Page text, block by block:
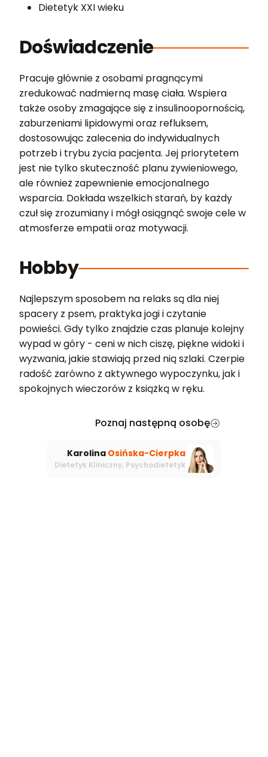
Dietetyk XXI wieku
Doświadczenie
Pracuje głównie z osobami pragnącymi
zredukować nadmierną masę ciała. Wspiera
także osoby zmagające się z insulinoopornością,
zaburzeniami lipidowymi oraz refluksem,
dostosowując zalecenia do indywidualnych
potrzeb i trybu życia pacjenta. Jej priorytetem
jest nie tylko skuteczność planu żywieniowego,
ale również zapewnienie emocjonalnego
wsparcia. Dokłada wszelkich starań, by każdy
czuł się zrozumiany i mógł osiągnąć swoje cele w
atmosferze empatii oraz motywacji.
Hobby
Najlepszym sposobem na relaks są dla niej
spacery z psem, praktyka jogi i czytanie
powieści. Gdy tylko znajdzie czas planuje kolejny
wypad w góry - ceni w nich ciszę, piękne widoki i
wyzwania, jakie stawiają przed nią szlaki. Czerpie
radość zarówno z aktywnego wypoczynku, jak i
spokojnych wieczorów z książką w ręku.
Poznaj następną osobę
Karolina Osińska-Cierpka
Dietetyk Kliniczny, Psychodietetyk